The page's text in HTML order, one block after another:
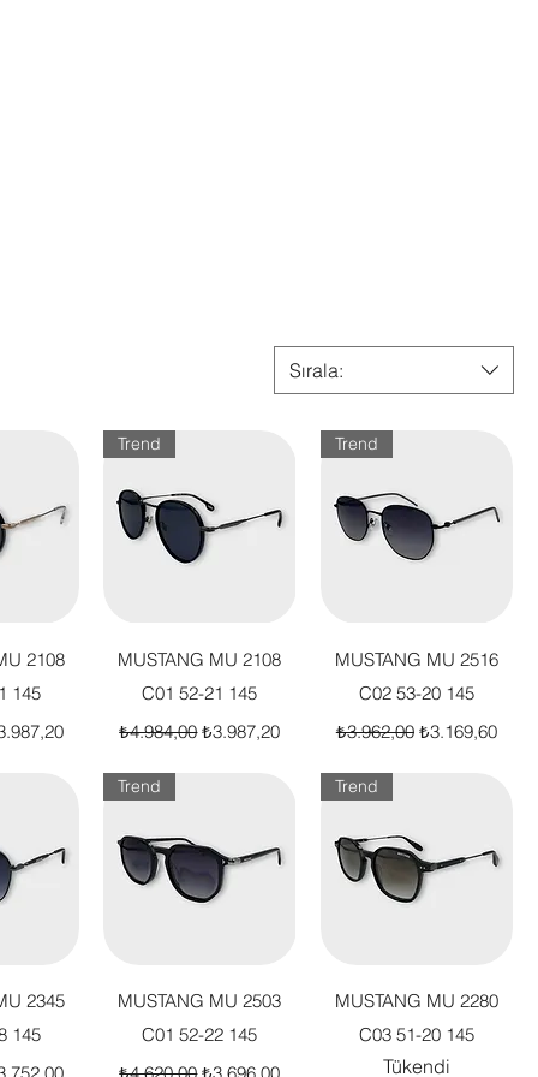
Sırala:
2108
145
Fiyat
Hızlı Bakış
Trend
MUSTANG MU 2108
C01 52-21 145
Normal Fiyat
₺4.984,00İndirimli Fiyat
₺3.987,20
Hızlı Bakış
Trend
MUSTANG MU 2516
C02 53-20 145
Normal Fiyat
₺3.962,00 İndirimli Fiyat
₺3.169,60
2345
145
Fiyat
Hızlı Bakış
Trend
MUSTANG MU 2503
C01 52-22 145
Normal Fiyatİndirimli Fiyat
Hızlı Bakış
Trend
MUSTANG MU 2280
C03 51-20 145
Tükendi